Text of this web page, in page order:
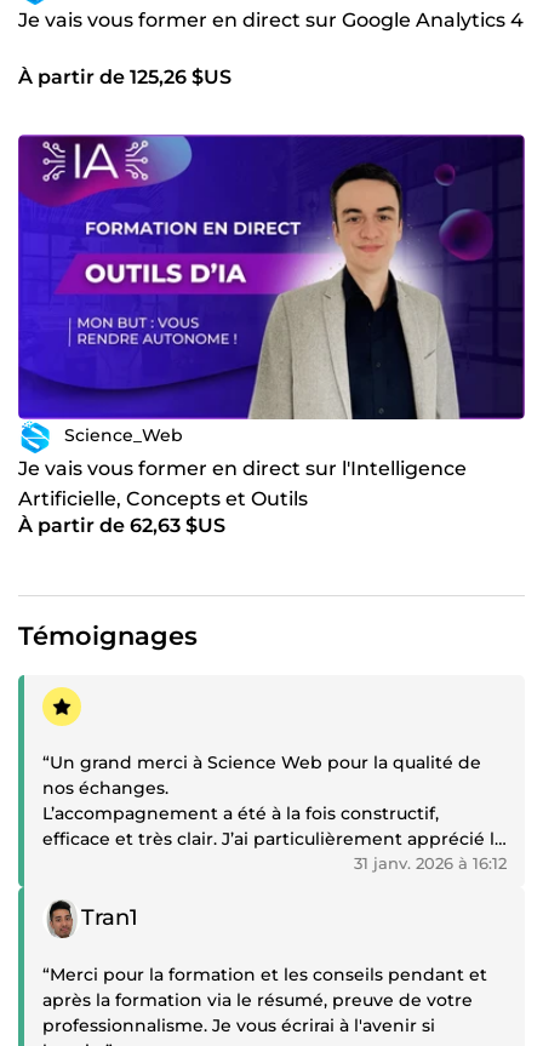
Je vais vous former en direct sur Google Analytics 4
À partir de 125,26 $US
Science_Web
Je vais vous former en direct sur l'Intelligence
Artificielle, Concepts et Outils
À partir de 62,63 $US
Témoignages
Témoignage positif
“Un grand merci à Science Web pour la qualité de
nos échanges.
L’accompagnement a été à la fois constructif,
efficace et très clair. J’ai particulièrement apprécié la
capacité à comprendre rapidement mes enjeux, à
précisément à l’ensemble de mes attentes.
Un échange fluide, professionnel et réellement utile,
qui inspire confiance et donne envie d’aller plus
loin.”
31 janv. 2026 à 16:12
Témoignage positif
Tran1
“Merci pour la formation et les conseils pendant et
après la formation via le résumé, preuve de votre
professionnalisme. Je vous écrirai à l'avenir si